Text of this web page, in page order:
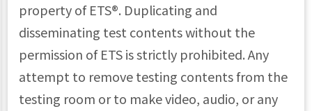
property of ETS®. Duplicating and
disseminating test contents without the
permission of ETS is strictly prohibited. Any
attempt to remove testing contents from the
testing room or to make video, audio, or any